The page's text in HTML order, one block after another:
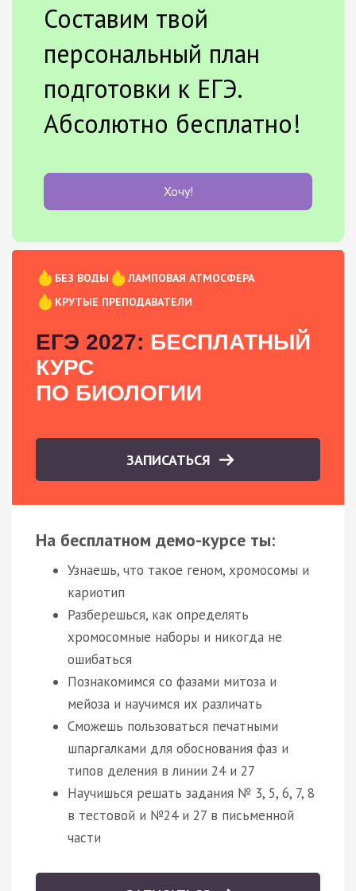
Составим твой
персональный план
подготовки к ЕГЭ.
Абсолютно бесплатно!
Хочу!
БЕЗ ВОДЫ
ЛАМПОВАЯ АТМОСФЕРА
КРУТЫЕ ПРЕПОДАВАТЕЛИ
ЕГЭ 2027: БЕСПЛАТНЫЙ
КУРС
ПО БИОЛОГИИ
ЗАПИСАТЬСЯ
На бесплатном демо-курсе ты:
Узнаешь, что такое геном, хромосомы и
кариотип
Разберешься, как определять
хромосомные наборы и никогда не
ошибаться
Познакомимся со фазами митоза и
мейоза и научимся их различать
Сможешь пользоваться печатными
шпаргалками для обоснования фаз и
типов деления в линии 24 и 27
Научишься решать задания № 3, 5, 6, 7, 8
в тестовой и №24 и 27 в письменной
части